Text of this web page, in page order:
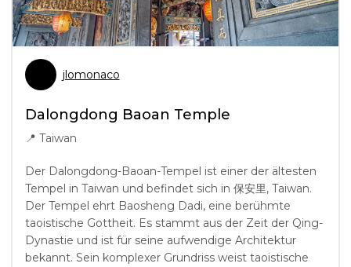
jlomonaco
Dalongdong Baoan Temple
📍 Taiwan
Der Dalongdong-Baoan-Tempel ist einer der ältesten
Tempel in Taiwan und befindet sich in 保安里, Taiwan.
Der Tempel ehrt Baosheng Dadi, eine berühmte
taoistische Gottheit. Es stammt aus der Zeit der Qing-
Dynastie und ist für seine aufwendige Architektur
bekannt. Sein komplexer Grundriss weist taoistische